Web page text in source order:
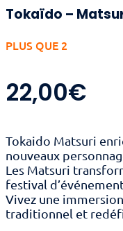
Tokaïdo –
PLUS QUE 2
22,00€
Tokaido Matsuri
nouveaux
Les Matsuri
festival
Vivez une
traditionnel et